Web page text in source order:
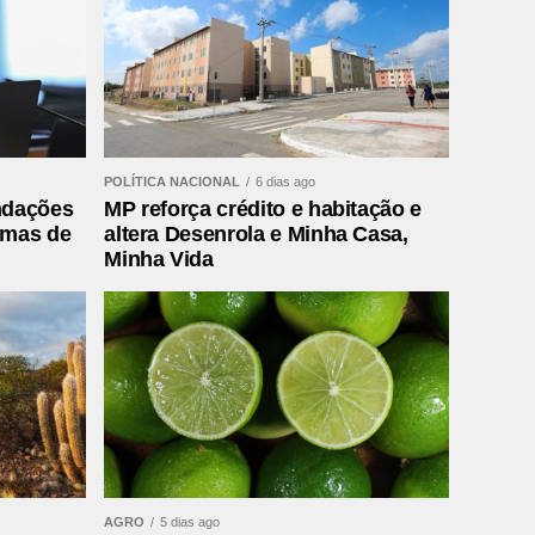
de
POLÍTICA NACIONAL 6 dias ago
MP reforça crédito e habitação e
altera Desenrola e Minha Casa,
Minha Vida
AGRO 5 dias ago